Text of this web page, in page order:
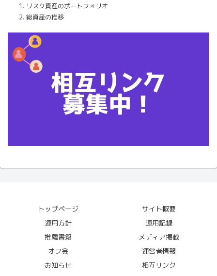
リスク資産のポートフォリオ
総資産の推移
トップページ
サイト概要
運用方針
運用記録
推薦書籍
メディア掲載
オフ会
運営者情報
お知らせ
相互リンク